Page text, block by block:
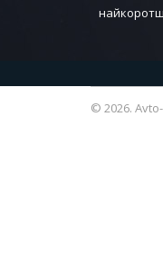
© 2026.